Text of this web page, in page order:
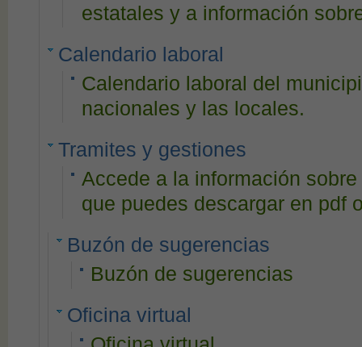
estatales y a información
Calendario laboral
Calendario laboral del
nacionales y las locales.
Tramites y gestiones
Accede a la información
que puedes descargar en pdf
Buzón de sugerencias
Buzón de sugerencias
Oficina virtual